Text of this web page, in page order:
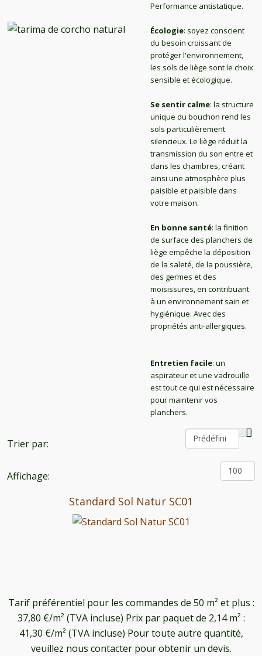
Performance antistatique.
Écologie: soyez conscient
du besoin croissant de
protéger l'environnement,
les sols de liège sont le choix
sensible et écologique.
Se sentir calme: la structure
unique du bouchon rend les
sols particulièrement
silencieux. Le liège réduit la
transmission du son entre et
dans les chambres, créant
ainsi une atmosphère plus
paisible et paisible dans
votre maison.
En bonne santé: la finition
de surface des planchers de
liège empêche la déposition
de la saleté, de la poussière,
des germes et des
moisissures, en contribuant
à un environnement sain et
hygiénique. Avec des
propriétés anti-allergiques.
Entretien facile: un
aspirateur et une vadrouille
est tout ce qui est nécessaire
pour maintenir vos
planchers.
Trier par:
Affichage:
Standard Sol Natur SC01
Tarif préférentiel pour les commandes de 50 m² et plus :
37,80 €/m² (TVA incluse) Prix par paquet de 2,14 m² :
41,30 €/m² (TVA incluse) Pour toute autre quantité,
veuillez nous contacter pour obtenir un devis.